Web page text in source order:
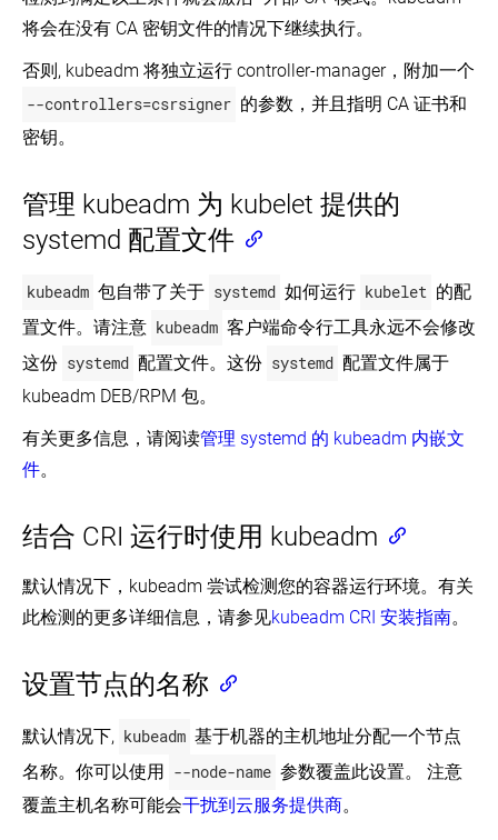
将会在没有 CA 密钥文件的情况下继续执行。
否则, kubeadm 将独立运行 controller-manager，附加一个
--controllers=csrsigner 的参数，并且指明 CA 证书和
密钥。
管理 kubeadm 为 kubelet 提供的
systemd 配置文件
kubeadm 包自带了关于 systemd 如何运行 kubelet 的配
置文件。请注意 kubeadm 客户端命令行工具永远不会修改
这份 systemd 配置文件。这份 systemd 配置文件属于
kubeadm DEB/RPM 包。
有关更多信息，请阅读管理 systemd 的 kubeadm 内嵌文
件。
结合 CRI 运行时使用 kubeadm
默认情况下，kubeadm 尝试检测您的容器运行环境。有关
此检测的更多详细信息，请参见kubeadm CRI 安装指南。
设置节点的名称
默认情况下, kubeadm 基于机器的主机地址分配一个节点
名称。你可以使用 --node-name 参数覆盖此设置。 注意
覆盖主机名称可能会干扰到云服务提供商。